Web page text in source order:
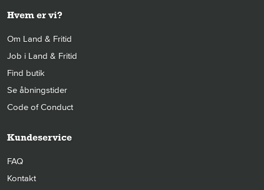
Hvem er vi?
Om Land & Fritid
Job i Land & Fritid
Find butik
Se åbningstider
Code of Conduct
Kundeservice
FAQ
Kontakt